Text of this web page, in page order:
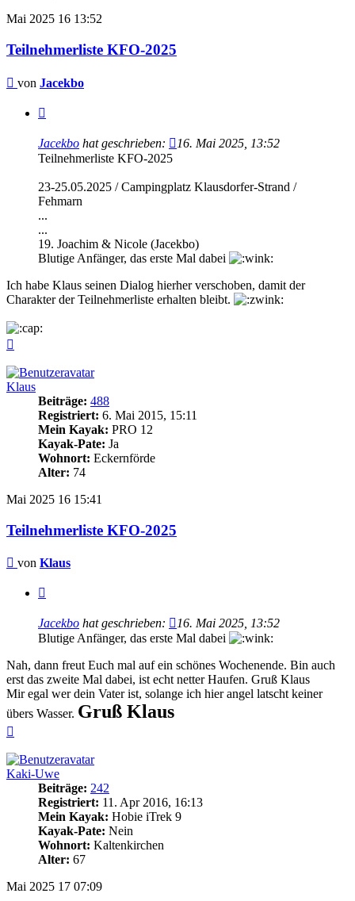
Mai 2025 16 13:52
Teilnehmerliste KFO-2025
Beitrag
von Jacekbo
Jacekbo hat geschrieben:
16. Mai 2025, 13:52
Teilnehmerliste KFO-2025
23-25.05.2025 / Campingplatz Klausdorfer-Strand /
Fehmarn
...
...
19. Joachim & Nicole (Jacekbo)
Blutige Anfänger, das erste Mal dabei
Ich habe Klaus seinen Dialog hierher verschoben, damit der
Charakter der Teilnehmerliste erhalten bleibt.
Klaus
Beiträge: 488
Registriert: 6. Mai 2015, 15:11
Mein Kayak: PRO 12
Kayak-Pate: Ja
Wohnort: Eckernförde
Alter: 74
Mai 2025 16 15:41
Teilnehmerliste KFO-2025
Beitrag
von Klaus
Jacekbo hat geschrieben:
16. Mai 2025, 13:52
Blutige Anfänger, das erste Mal dabei
Nah, dann freut Euch mal auf ein schönes Wochenende. Bin auch
erst das zweite Mal dabei, ist echt netter Haufen. Gruß Klaus
Mir egal wer dein Vater ist, solange ich hier angel latscht keiner
übers Wasser. Gruß Klaus
Kaki-Uwe
Beiträge: 242
Registriert: 11. Apr 2016, 16:13
Mein Kayak: Hobie iTrek 9
Kayak-Pate: Nein
Wohnort: Kaltenkirchen
Alter: 67
Mai 2025 17 07:09